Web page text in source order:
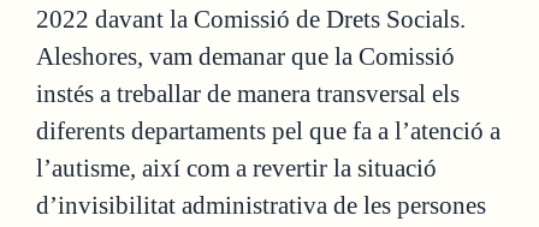
2022 davant la Comissió de Drets Socials.
Aleshores, vam demanar que la Comissió
instés a treballar de manera transversal els
diferents departaments pel que fa a l’atenció a
l’autisme, així com a revertir la situació
d’invisibilitat administrativa de les persones